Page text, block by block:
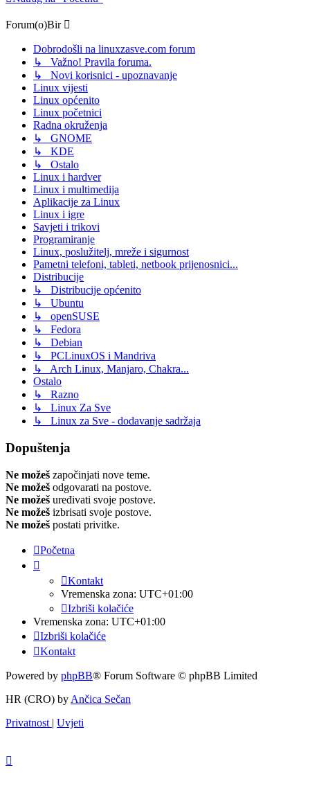
Forum(o)Bir
Dobrodošli na linuxzasve.com forum
↳ Važno! Pravila foruma.
↳ Novi korisnici - upoznavanje
Linux vijesti
Linux općenito
Linux početnici
Radna okruženja
↳ GNOME
↳ KDE
↳ Ostalo
Linux i hardver
Linux i multimedija
Aplikacije za Linux
Linux i igre
Savjeti i trikovi
Programiranje
Linux, poslužitelj, mreže i sigurnost
Pametni telefoni, tableti, netbook prijenosnici...
Distribucije
↳ Distribucije općenito
↳ Ubuntu
↳ openSUSE
↳ Fedora
↳ Debian
↳ PCLinuxOS i Mandriva
↳ Arch Linux, Manjaro, Chakra...
Ostalo
↳ Razno
↳ Linux Za Sve
↳ Linux za Sve - dodavanje sadržaja
Dopuštenja
Ne možeš započinjati nove teme.
Ne možeš odgovarati na postove.
Ne možeš uređivati svoje postove.
Ne možeš izbrisati svoje postove.
Ne možeš postati privitke.
Početna
Kontakt
Vremenska zona: UTC+01:00
Izbriši kolačiće
Vremenska zona: UTC+01:00
Izbriši kolačiće
Kontakt
Powered by phpBB® Forum Software © phpBB Limited
HR (CRO) by Ančica Sečan
Privatnost | Uvjeti